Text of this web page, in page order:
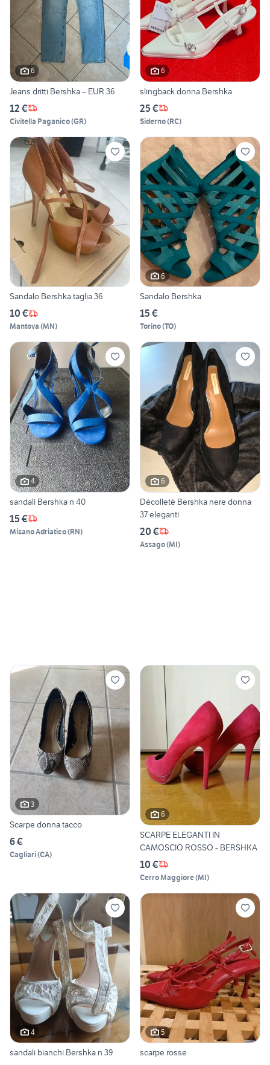
6
Jeans dritti Bershka – EUR 36
12 €
Civitella Paganico(GR)
6
slingback donna Bershka
25 €
Siderno(RC)
Sandalo Bershka taglia 36
10 €
Mantova (MN)
6
Sandalo Bershka
15 €
Torino(TO)
4
sandali Bershka n 40
15 €
Misano Adriatico(RN)
6
Décolleté Bershka nere donna
37 eleganti
20 €
Assago(MI)
3
Scarpe donna tacco
6 €
Cagliari(CA)
6
SCARPE ELEGANTI IN
CAMOSCIO ROSSO - BERSHKA
10 €
Cerro Maggiore(MI)
4
sandali bianchi Bershka n 39
5
scarpe rosse